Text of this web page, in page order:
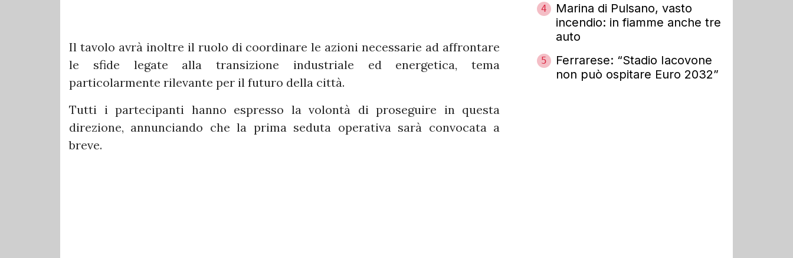
Il tavolo avrà inoltre il ruolo di coordinare le azioni necessarie ad affrontare
le sfide legate alla transizione industriale ed energetica, tema
particolarmente rilevante per il futuro della città.
Tutti i partecipanti hanno espresso la volontà di proseguire in questa
direzione, annunciando che la prima seduta operativa sarà convocata a
breve.
4
Marina di Pulsano, vasto
incendio: in fiamme anche tre
auto
5
Ferrarese: “Stadio Iacovone
non può ospitare Euro 2032”